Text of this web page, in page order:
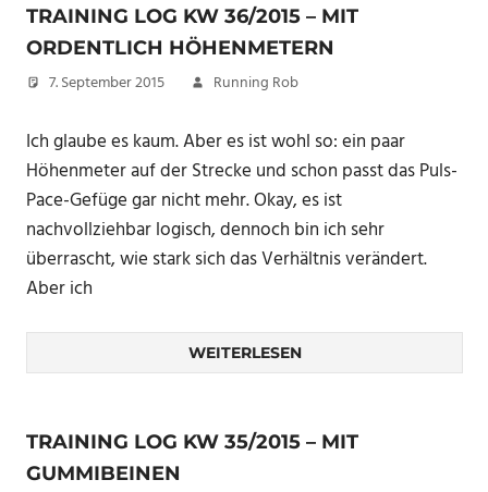
TRAINING LOG KW 36/2015 – MIT
ORDENTLICH HÖHENMETERN
7. September 2015 Running Rob
Ich glaube es kaum. Aber es ist wohl so: ein paar
Höhenmeter auf der Strecke und schon passt das Puls-
Pace-Gefüge gar nicht mehr. Okay, es ist
nachvollziehbar logisch, dennoch bin ich sehr
überrascht, wie stark sich das Verhältnis verändert.
Aber ich
WEITERLESEN
TRAINING LOG KW 35/2015 – MIT
GUMMIBEINEN